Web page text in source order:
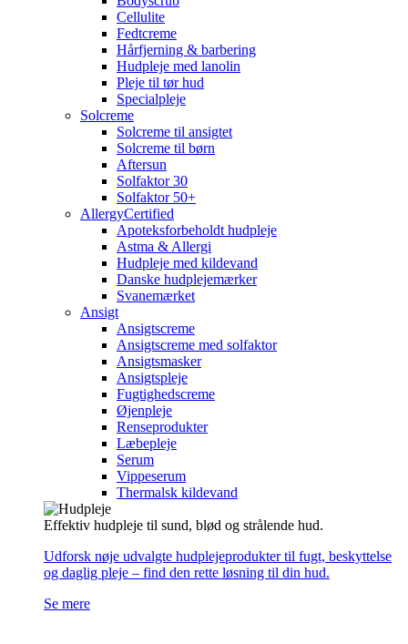
Cellulite
Fedtcreme
Hårfjerning & barbering
Hudpleje med lanolin
Pleje til tør hud
Specialpleje
Solcreme
Solcreme til ansigtet
Solcreme til børn
Aftersun
Solfaktor 30
Solfaktor 50+
AllergyCertified
Apoteksforbeholdt hudpleje
Astma & Allergi
Hudpleje med kildevand
Danske hudplejemærker
Svanemærket
Ansigt
Ansigtscreme
Ansigtscreme med solfaktor
Ansigtsmasker
Ansigtspleje
Fugtighedscreme
Øjenpleje
Renseprodukter
Læbepleje
Serum
Vippeserum
Thermalsk kildevand
Effektiv hudpleje til sund, blød og strålende hud.
Udforsk nøje udvalgte hudplejeprodukter til fugt, beskyttelse
og daglig pleje – find den rette løsning til din hud.
Se mere